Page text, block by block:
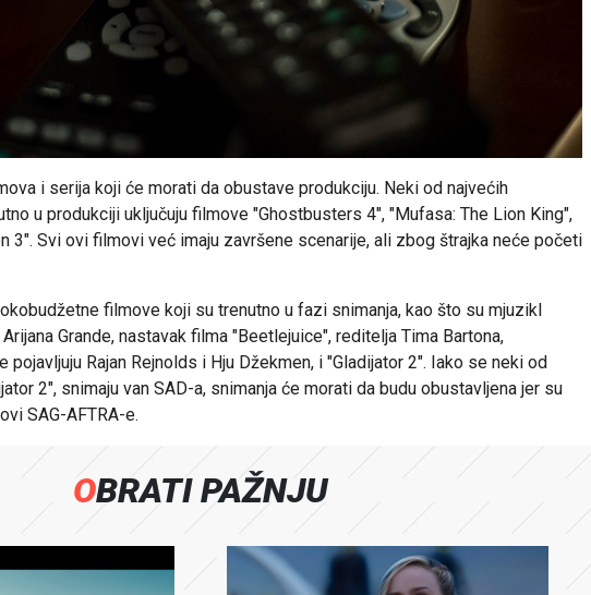
i serija koji će morati da obustave produkciju. Neki od najvećih
u produkciji uključuju filmove "Ghostbusters 4", "Mufasa: The Lion King",
3". Svi ovi filmovi već imaju završene scenarije, ali zbog štrajka neće početi
filmove koji su trenutno u fazi snimanja, kao što su mjuzikl
Grande, nastavak filma "Beetlejuice", reditelja Tima Bartona,
pojavljuju Rajan Rejnolds i Hju Džekmen, i "Gladijator 2". Iako se neki od
2", snimaju van SAD-a, snimanja će morati da budu obustavljena jer su
SAG-AFTRA-e.
OBRATI PAŽNJU